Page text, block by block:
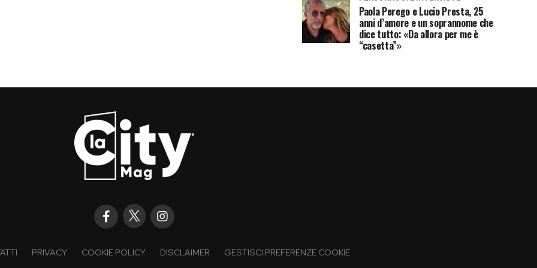
Paola Perego e Lucio Presta, 25
anni d’amore e un soprannome che
dice tutto: «Da allora per me è
“casetta”»
PRIVACY COOKIE POLICY DISCLAIMER GESTISCI PREFERENZE COOKIE